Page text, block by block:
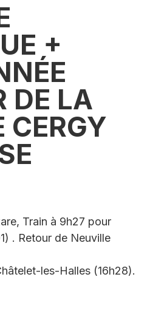
+
DE LA
CERGY
Train à 9h27 pour
. Retour de Neuville
les-Halles (16h28).